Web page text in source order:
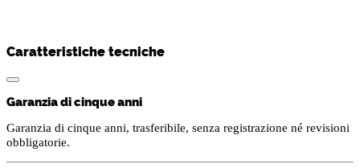
Caratteristiche tecniche
Garanzia di cinque anni
Garanzia di cinque anni, trasferibile, senza registrazione né revisioni
obbligatorie.